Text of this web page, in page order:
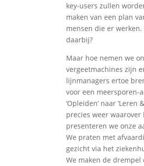
key-users zullen
maken van een plan
mensen die er
daarbij?
Maar hoe nemen we
vergeetmachines zijn
lijnmanagers ertoe
voor een meersporen-
‘Opleiden’ naar
precies weer
presenteren we onze
We praten met
gezicht via het
We maken de